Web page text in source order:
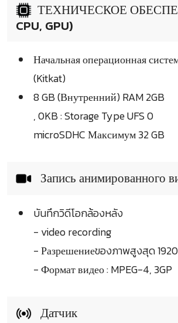
ТЕХНИЧЕСКОЕ
CPU, GPU)
Начальная операционная
(Kitkat)
8 GB (Внутренний) RAM 2GB
, 0KB : Storage Type UFS 0
microSDHC Максимум 32 GB
Запись анимированного
บันทึกวิดีโอกล้องหลัง
- video recording
- Разрешениеของภาพสูงสุด
- Формат видео : MPEG-4, 3GP
Датчик